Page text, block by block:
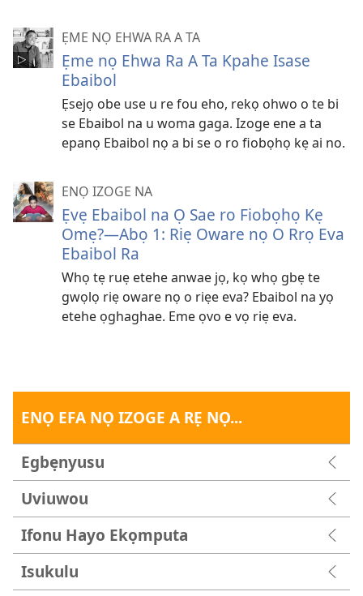
ẸME NỌ EHWA RA A TA
Ẹme nọ Ehwa Ra A Ta Kpahe Isase
Ebaibol
Ẹsejọ obe use u re fou eho, rekọ ohwo o te bi
se Ebaibol na u woma gaga. Izoge ene a ta
epanọ Ebaibol nọ a bi se o ro fiobọhọ kẹ ai no.
ENỌ IZOGE NA
Ẹvẹ Ebaibol na Ọ Sae ro Fiobọhọ Kẹ
Omẹ?—Abọ 1: Riẹ Oware nọ O Rrọ Eva
Ebaibol Ra
Whọ tẹ ruẹ etehe anwae jọ, kọ whọ gbẹ te
gwọlọ riẹ oware nọ o riẹe eva? Ebaibol na yọ
etehe ọghaghae. Eme ọvo e vọ riẹ eva.
ENỌ EFA NỌ IZOGE A RẸ NỌ...
Egbẹnyusu
Uviuwou
Ifonu Hayo Ekọmputa
Isukulu